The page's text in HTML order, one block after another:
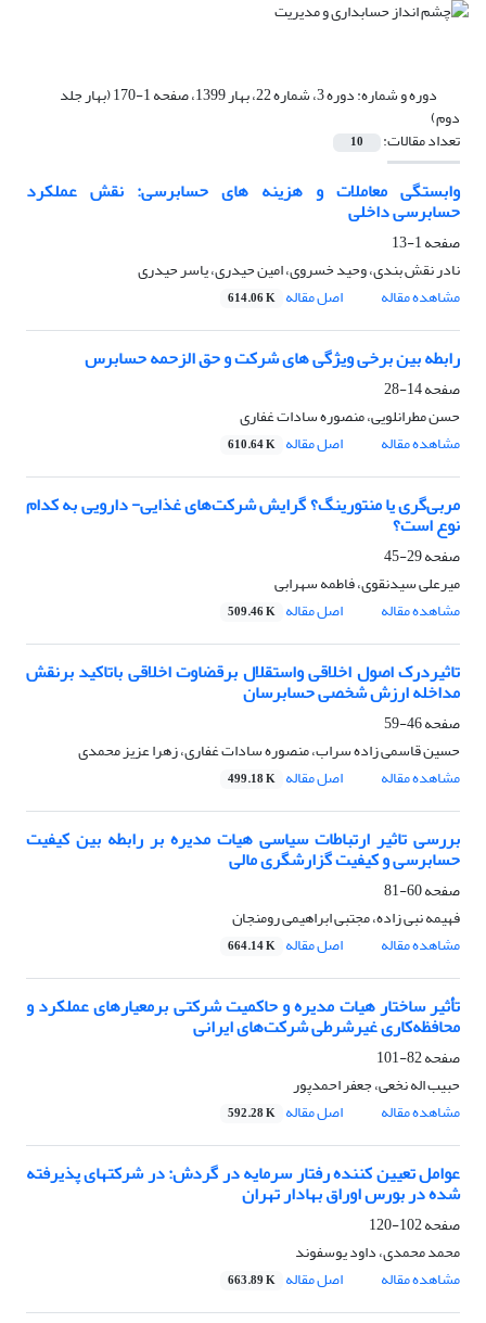
دوره و شماره: دوره 3، شماره 22، بهار 1399، صفحه 1-170 (بهار جلد
دوم)
تعداد مقالات: 10
وابستگی معاملات و هزینه های حسابرسی: نقش عملکرد
حسابرسی داخلی
صفحه1-13
نادر نقش بندی، وحید خسروی، امین حیدری، یاسر حیدری
مشاهده مقاله
اصل مقاله 614.06 K
رابطه بین برخی ویژگی های شرکت و حق الزحمه حسابرس
صفحه14-28
حسن مطرانلویی، منصوره سادات غفاری
مشاهده مقاله
اصل مقاله 610.64 K
مربی‌گری یا منتورینگ؟ گرایش شرکت‌های غذایی- دارویی به کدام
نوع است؟
صفحه29-45
میرعلی سیدنقوی، فاطمه سهرابی
مشاهده مقاله
اصل مقاله 509.46 K
تاثیردرک اصول اخلاقی واستقلال برقضاوت اخلاقی باتاکید برنقش
مداخله ارزش شخصی حسابرسان
صفحه46-59
حسین قاسمی زاده سراب، منصوره سادات غفاری، زهرا عزیز محمدی
مشاهده مقاله
اصل مقاله 499.18 K
بررسی تاثیر ارتباطات سیاسی هیات مدیره بر رابطه بین کیفیت
حسابرسی و کیفیت گزارشگری مالی
صفحه60-81
فهیمه نبی زاده، مجتبی ابراهیمی رومنجان
مشاهده مقاله
اصل مقاله 664.14 K
تأثیر ساختار هیات مدیره و حاکمیت شرکتی برمعیارهای عملکرد و
محافظه‌کاری غیرشرطی شرکت‌های ایرانی
صفحه82-101
حبیب اله نخعی، جعفر احمدپور
مشاهده مقاله
اصل مقاله 592.28 K
عوامل تعیین کننده رفتار سرمایه در گردش: در شرکتهای پذیرفته
شده در بورس اوراق بهادار تهران
صفحه102-120
محمد محمدی، داود یوسفوند
مشاهده مقاله
اصل مقاله 663.89 K